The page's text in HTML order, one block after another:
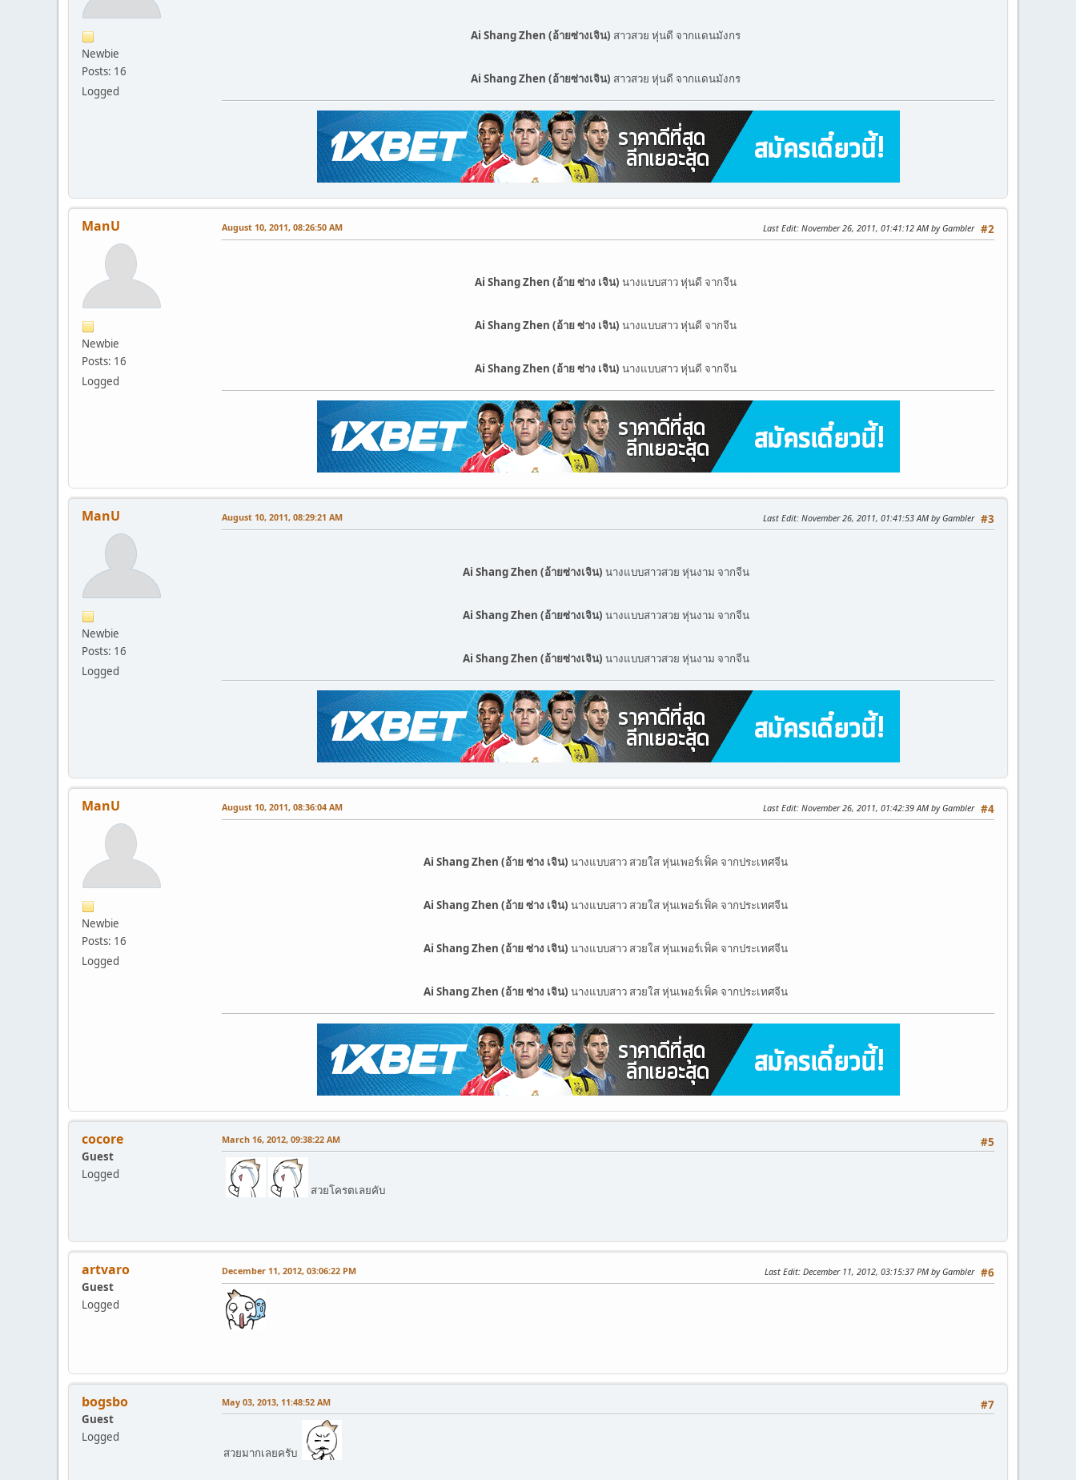
Newbie
Posts: 16
Logged
Ai Shang Zhen (อ้ายซ่างเจิน) สาวสวย หุ่นดี จากแดนมังกร
Ai Shang Zhen (อ้ายซ่างเจิน) สาวสวย หุ่นดี จากแดนมังกร
ManU
Newbie
Posts: 16
Logged
#2
August 10, 2011, 08:26:50 AM Last Edit: November 26, 2011, 01:41:12 AM by Gambler
Ai Shang Zhen (อ้าย ซ่าง เจิน) นางแบบสาว หุ่นดี จากจีน
Ai Shang Zhen (อ้าย ซ่าง เจิน) นางแบบสาว หุ่นดี จากจีน
Ai Shang Zhen (อ้าย ซ่าง เจิน) นางแบบสาว หุ่นดี จากจีน
ManU
Newbie
Posts: 16
Logged
#3
August 10, 2011, 08:29:21 AM Last Edit: November 26, 2011, 01:41:53 AM by Gambler
Ai Shang Zhen (อ้ายซ่างเจิน) นางแบบสาวสวย หุ่นงาม จากจีน
Ai Shang Zhen (อ้ายซ่างเจิน) นางแบบสาวสวย หุ่นงาม จากจีน
Ai Shang Zhen (อ้ายซ่างเจิน) นางแบบสาวสวย หุ่นงาม จากจีน
ManU
Newbie
Posts: 16
Logged
#4
August 10, 2011, 08:36:04 AM Last Edit: November 26, 2011, 01:42:39 AM by Gambler
Ai Shang Zhen (อ้าย ซ่าง เจิน) นางแบบสาว สวยใส หุ่นเพอร์เฟ็ค จากประเทศจีน
Ai Shang Zhen (อ้าย ซ่าง เจิน) นางแบบสาว สวยใส หุ่นเพอร์เฟ็ค จากประเทศจีน
Ai Shang Zhen (อ้าย ซ่าง เจิน) นางแบบสาว สวยใส หุ่นเพอร์เฟ็ค จากประเทศจีน
Ai Shang Zhen (อ้าย ซ่าง เจิน) นางแบบสาว สวยใส หุ่นเพอร์เฟ็ค จากประเทศจีน
cocore
Guest
Logged
#5
March 16, 2012, 09:38:22 AM
สวยโครตเลยคับ
artvaro
Guest
Logged
#6
December 11, 2012, 03:06:22 PM Last Edit: December 11, 2012, 03:15:37 PM by Gambler
bogsbo
Guest
Logged
#7
May 03, 2013, 11:48:52 AM
สวยมากเลยครับ